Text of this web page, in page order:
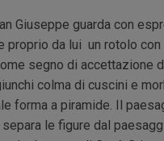
Giuseppe guarda con
proprio da lui un rotolo
segno di
colma di cuscini e
forma a piramide. Il
le figure dal